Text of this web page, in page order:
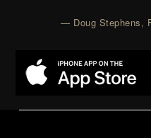
— Doug Stephens,